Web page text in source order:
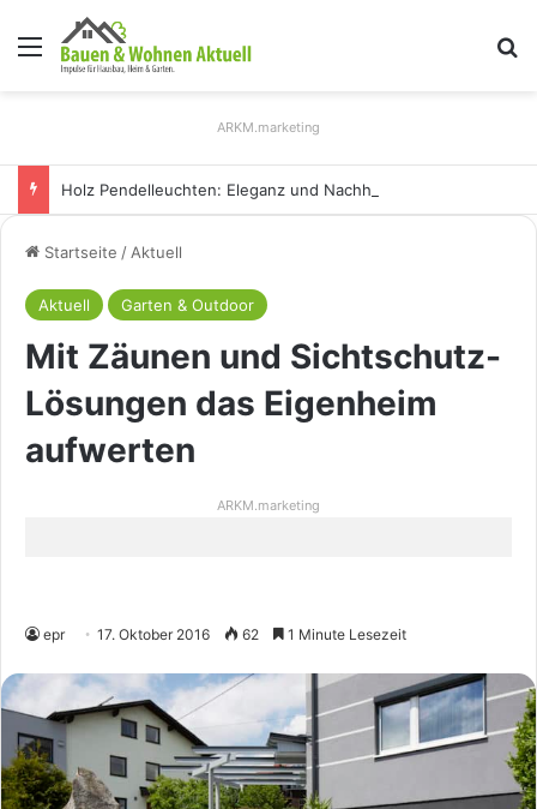
Menü
ARKM.marketing
Startseite / Aktuell
Aktuell Garten & Outdoor
Mit Zäunen und Sichtschutz-
Lösungen das Eigenheim
aufwerten
ARKM.marketing
epr 17. Oktober 2016 62 1 Minute Lesezeit